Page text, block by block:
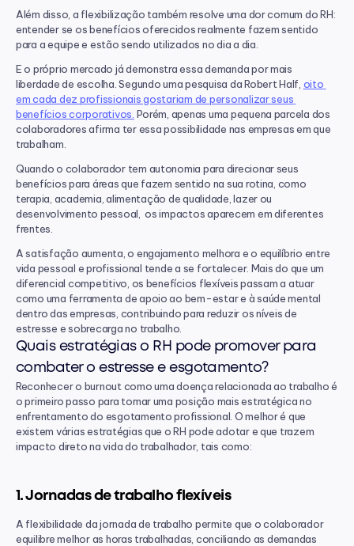
Além disso, a flexibilização também resolve uma dor comum do RH:
entender se os benefícios oferecidos realmente fazem sentido
para a equipe e estão sendo utilizados no dia a dia.
E o próprio mercado já demonstra essa demanda por mais
liberdade de escolha. Segundo uma pesquisa da Robert Half, oito
em cada dez profissionais gostariam de personalizar seus
benefícios corporativos. Porém, apenas uma pequena parcela dos
colaboradores afirma ter essa possibilidade nas empresas em que
trabalham.
Quando o colaborador tem autonomia para direcionar seus
benefícios para áreas que fazem sentido na sua rotina, como
terapia, academia, alimentação de qualidade, lazer ou
desenvolvimento pessoal,  os impactos aparecem em diferentes
frentes.
A satisfação aumenta, o engajamento melhora e o equilíbrio entre
vida pessoal e profissional tende a se fortalecer. Mais do que um
diferencial competitivo, os benefícios flexíveis passam a atuar
como uma ferramenta de apoio ao bem-estar e à saúde mental
dentro das empresas, contribuindo para reduzir os níveis de
estresse e sobrecarga no trabalho.
Quais estratégias o RH pode promover para
combater o estresse e esgotamento?
Reconhecer o burnout como uma doença relacionada ao trabalho é
o primeiro passo para tomar uma posição mais estratégica no
enfrentamento do esgotamento profissional. O melhor é que
existem várias estratégias que o RH pode adotar e que trazem
impacto direto na vida do trabalhador, tais como:
1. Jornadas de trabalho flexíveis
A flexibilidade da jornada de trabalho permite que o colaborador
equilibre melhor as horas trabalhadas, conciliando as demandas